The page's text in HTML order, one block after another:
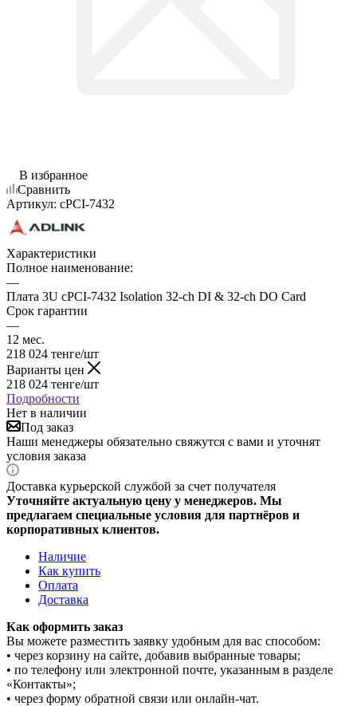
В избранное
Сравнить
Артикул: cPCI-7432
Характеристики
Полное наименование:
—
Плата 3U cPCI-7432 Isolation 32-ch DI & 32-ch DO Card
Срок гарантии
—
12 мес.
218 024 тенге/шт
Варианты цен
218 024 тенге/шт
Подробности
Нет в наличии
Под заказ
Наши менеджеры обязательно свяжутся с вами и уточнят
условия заказа
Доставка курьерской службой за счет получателя
Уточняйте актуальную цену у менеджеров. Мы
предлагаем специальные условия для партнёров и
корпоративных клиентов.
Наличие
Как купить
Оплата
Доставка
Как оформить заказ
Вы можете разместить заявку удобным для вас способом:
• через корзину на сайте, добавив выбранные товары;
• по телефону или электронной почте, указанным в разделе
«Контакты»;
• через форму обратной связи или онлайн-чат.